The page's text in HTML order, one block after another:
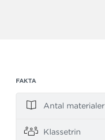
FAKTA
Antal materialer
Klassetrin